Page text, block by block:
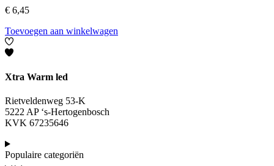
€ 6,45
Toevoegen aan winkelwagen
Xtra Warm led
Rietveldenweg 53-K
5222 AP ‘s-Hertogenbosch
KVK 67235646
Populaire categoriën